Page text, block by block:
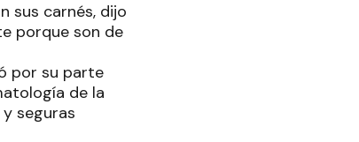
sus carnés, dijo
porque son de
por su parte
de la
seguras